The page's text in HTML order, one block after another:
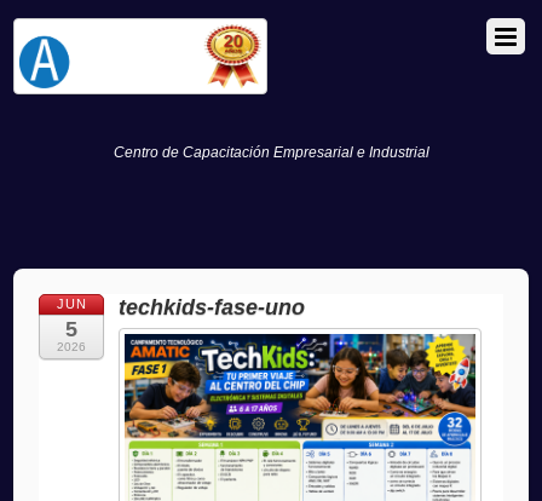
Centro de Capacitación Empresarial e Industrial
JUN
5
2026
techkids-fase-uno